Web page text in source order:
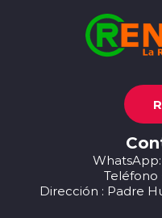
Teléfono
Dirección : Padre